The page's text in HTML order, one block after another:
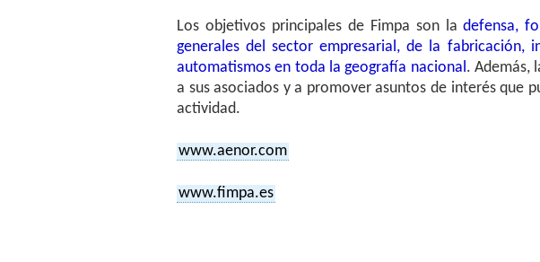
Los objetivos principales de Fimpa son ladefensa,
generales del sector empresarial, de la fabricación,
automatismos en toda la geografía nacional. Además,
a sus asociados y a promover asuntos de interés que
actividad.
www.aenor.com
www.fimpa.es